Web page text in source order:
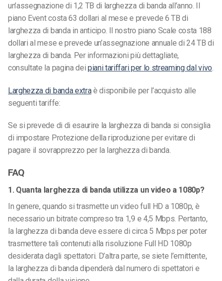
un’assegnazione di 1,2 TB di larghezza di banda all’anno. Il
piano Event costa 63 dollari al mese e prevede 6 TB di
larghezza di banda in anticipo. Il nostro piano Scale costa 188
dollari al mese e prevede un’assegnazione annuale di 24 TB di
larghezza di banda. Per informazioni più dettagliate,
consultate la pagina dei piani tariffari per lo streaming dal vivo.
Larghezza di banda extraè disponibile per l’acquisto alle
seguenti tariffe:
Se si prevede di di esaurire la larghezza di banda si consiglia
di impostare Protezione della riproduzione per evitare di
pagare il sovrapprezzo per la larghezza di banda.
FAQ
1. Quanta larghezza di banda utilizza un video a 1080p?
In genere, quando si trasmette un video full HD a 1080p, è
necessario un bitrate compreso tra 1,9 e 4,5 Mbps. Pertanto,
la larghezza di banda deve essere di circa 5 Mbps per poter
trasmettere tali contenuti alla risoluzione Full HD 1080p
desiderata dagli spettatori. D’altra parte, se siete l’emittente,
la larghezza di banda dipenderà dal numero di spettatori e